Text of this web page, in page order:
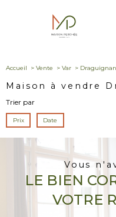
Accueil Vente Var Draguignan
Maison à vendre
Trier par
Prix Date
Vous
LE BIEN
VOTRE